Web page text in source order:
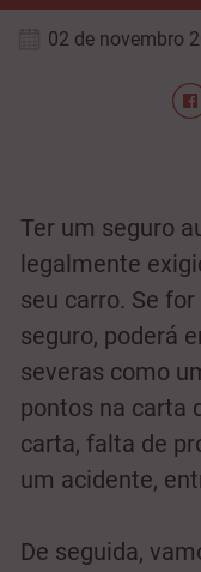
02 de novembro
Ter um seguro
legalmente
seu carro. Se
seguro, poderá
severas como
pontos na carta
carta, falta de
um acidente,
De seguida,